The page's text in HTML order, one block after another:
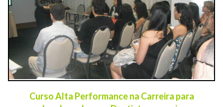
Curso Alta Performance na Carreira para